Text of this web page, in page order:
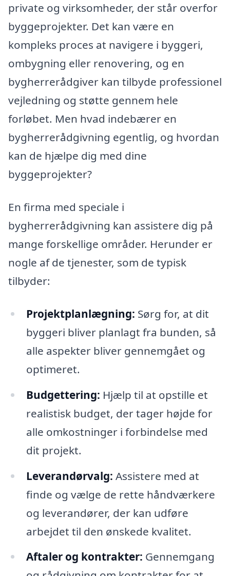
private og virksomheder, der står overfor
byggeprojekter. Det kan være en
kompleks proces at navigere i byggeri,
ombygning eller renovering, og en
bygherrerådgiver kan tilbyde professionel
vejledning og støtte gennem hele
forløbet. Men hvad indebærer en
bygherrerådgivning egentlig, og hvordan
kan de hjælpe dig med dine
byggeprojekter?
En firma med speciale i
bygherrerådgivning kan assistere dig på
mange forskellige områder. Herunder er
nogle af de tjenester, som de typisk
tilbyder:
Projektplanlægning: Sørg for, at dit
byggeri bliver planlagt fra bunden, så
alle aspekter bliver gennemgået og
optimeret.
Budgettering: Hjælp til at opstille et
realistisk budget, der tager højde for
alle omkostninger i forbindelse med
dit projekt.
Leverandørvalg: Assistere med at
finde og vælge de rette håndværkere
og leverandører, der kan udføre
arbejdet til den ønskede kvalitet.
Aftaler og kontrakter: Gennemgang